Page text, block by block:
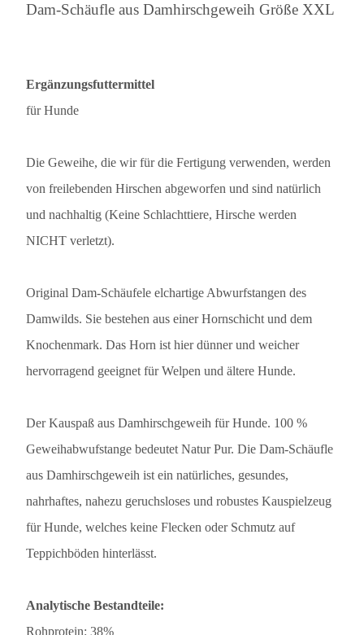
Dam-Schäufle aus Damhirschgeweih Größe XXL
Ergänzungsfuttermittel
für Hunde
Die Geweihe, die wir für die Fertigung verwenden, werden
von freilebenden Hirschen abgeworfen und sind natürlich
und nachhaltig (Keine Schlachttiere, Hirsche werden
NICHT verletzt).
Original Dam-Schäufele elchartige Abwurfstangen des
Damwilds. Sie bestehen aus einer Hornschicht und dem
Knochenmark. Das Horn ist hier dünner und weicher
hervorragend geeignet für Welpen und ältere Hunde.
Der Kauspaß aus Damhirschgeweih für Hunde. 100 %
Geweihabwufstange bedeutet Natur Pur. Die Dam-Schäufle
aus Damhirschgeweih ist ein natürliches, gesundes,
nahrhaftes, nahezu geruchsloses und robustes Kauspielzeug
für Hunde, welches keine Flecken oder Schmutz auf
Teppichböden hinterlässt.
Analytische Bestandteile:
Rohprotein: 38%